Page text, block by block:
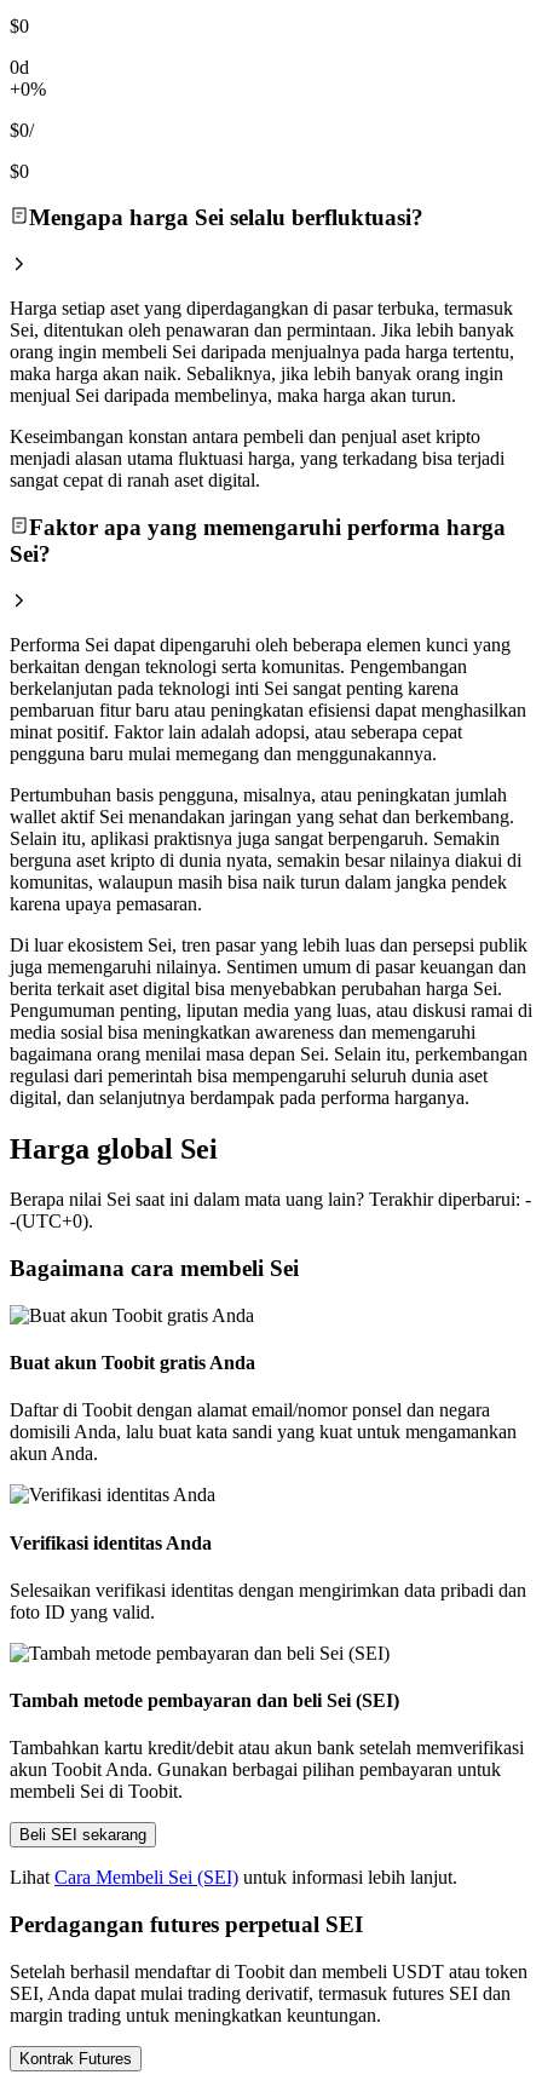
$0
0d
+0%
$0/
$0
Mengapa harga Sei selalu berfluktuasi?
Harga setiap aset yang diperdagangkan di pasar terbuka, termasuk
Sei, ditentukan oleh penawaran dan permintaan. Jika lebih banyak
orang ingin membeli Sei daripada menjualnya pada harga tertentu,
maka harga akan naik. Sebaliknya, jika lebih banyak orang ingin
menjual Sei daripada membelinya, maka harga akan turun.
Keseimbangan konstan antara pembeli dan penjual aset kripto
menjadi alasan utama fluktuasi harga, yang terkadang bisa terjadi
sangat cepat di ranah aset digital.
Faktor apa yang memengaruhi performa harga
Sei?
Performa Sei dapat dipengaruhi oleh beberapa elemen kunci yang
berkaitan dengan teknologi serta komunitas. Pengembangan
berkelanjutan pada teknologi inti Sei sangat penting karena
pembaruan fitur baru atau peningkatan efisiensi dapat menghasilkan
minat positif. Faktor lain adalah adopsi, atau seberapa cepat
pengguna baru mulai memegang dan menggunakannya.
Pertumbuhan basis pengguna, misalnya, atau peningkatan jumlah
wallet aktif Sei menandakan jaringan yang sehat dan berkembang.
Selain itu, aplikasi praktisnya juga sangat berpengaruh. Semakin
berguna aset kripto di dunia nyata, semakin besar nilainya diakui di
komunitas, walaupun masih bisa naik turun dalam jangka pendek
karena upaya pemasaran.
Di luar ekosistem Sei, tren pasar yang lebih luas dan persepsi publik
juga memengaruhi nilainya. Sentimen umum di pasar keuangan dan
berita terkait aset digital bisa menyebabkan perubahan harga Sei.
Pengumuman penting, liputan media yang luas, atau diskusi ramai di
media sosial bisa meningkatkan awareness dan memengaruhi
bagaimana orang menilai masa depan Sei. Selain itu, perkembangan
regulasi dari pemerintah bisa mempengaruhi seluruh dunia aset
digital, dan selanjutnya berdampak pada performa harganya.
Harga global Sei
Berapa nilai Sei saat ini dalam mata uang lain? Terakhir diperbarui: -
-(UTC+0).
Bagaimana cara membeli Sei
Buat akun Toobit gratis Anda
Daftar di Toobit dengan alamat email/nomor ponsel dan negara
domisili Anda, lalu buat kata sandi yang kuat untuk mengamankan
akun Anda.
Verifikasi identitas Anda
Selesaikan verifikasi identitas dengan mengirimkan data pribadi dan
foto ID yang valid.
Tambah metode pembayaran dan beli Sei (SEI)
Tambahkan kartu kredit/debit atau akun bank setelah memverifikasi
akun Toobit Anda. Gunakan berbagai pilihan pembayaran untuk
membeli Sei di Toobit.
Beli SEI sekarang
LihatCara Membeli Sei (SEI) untuk informasi lebih lanjut.
Perdagangan futures perpetual SEI
Setelah berhasil mendaftar di Toobit dan membeli USDT atau token
SEI, Anda dapat mulai trading derivatif, termasuk futures SEI dan
margin trading untuk meningkatkan keuntungan.
Kontrak Futures